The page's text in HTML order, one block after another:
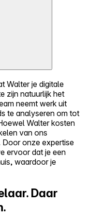
Walter je digitale
zijn natuurlijk het
neemt werk uit
te analyseren om tot
Walter kosten
van ons
Door onze expertise
ervoor dat je een
waardoor je
Daar